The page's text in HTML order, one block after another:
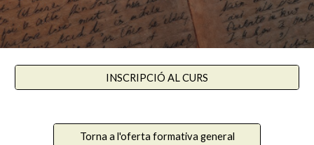
INSCRIPCIÓ AL CURS
Torna a l'oferta formativa general